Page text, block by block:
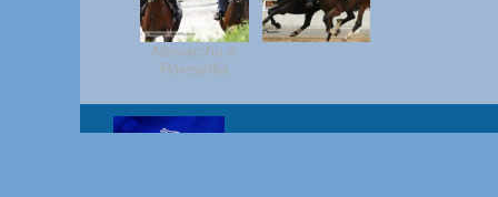
Monarcho a
Poinsettia